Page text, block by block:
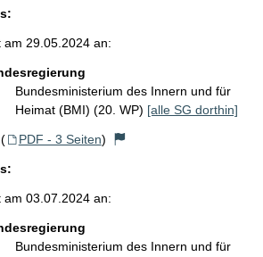
am 29.05.2024 an:
Bundesministerium des Innern und für
Heimat (BMI) (20. WP) [alle SG dorthin]
( PDF - 3 Seiten)
am 03.07.2024 an:
Bundesministerium des Innern und für